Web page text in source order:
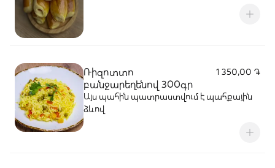
Ռիզոտտո
բանջարեղենով 300գր
1 350,00 ֏
Այս պահին պատրաստվում է պահքային
ձևով